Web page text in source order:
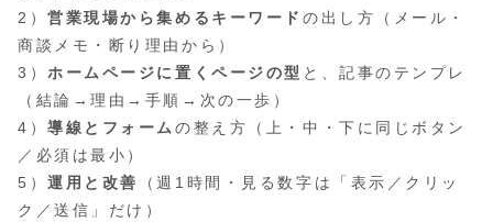
2）営業現場から集めるキーワード の出し方（メール・
商談メモ・断り理由から）
3）ホームページに置くページの型 と、記事のテンプレ
（結論→理由→手順→次の一歩）
4）導線とフォームの整え方（上・中・下に同じボタン
／必須は最小）
5）運用と改善
（週1時間・見る数字は「表示／クリッ
ク／送信」だけ）